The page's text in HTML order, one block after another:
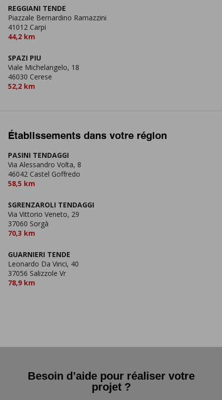
REGGIANI TENDE
Piazzale Bernardino Ramazzini
41012 Carpi
44,2 km
SPAZI PIU
Viale Michelangelo, 18
46030 Cerese
52,2 km
Établissements dans votre région
PASINI TENDAGGI
Via Alessandro Volta, 8
46042 Castel Goffredo
58,5 km
SGRENZAROLI TENDAGGI
Via Vittorio Veneto, 29
37060 Sorgà
70,3 km
GUARNIERI TENDE
Leonardo Da Vinci, 40
37056 Salizzole Vr
78,9 km
Besoin d’aide pour réaliser votre
projet ?